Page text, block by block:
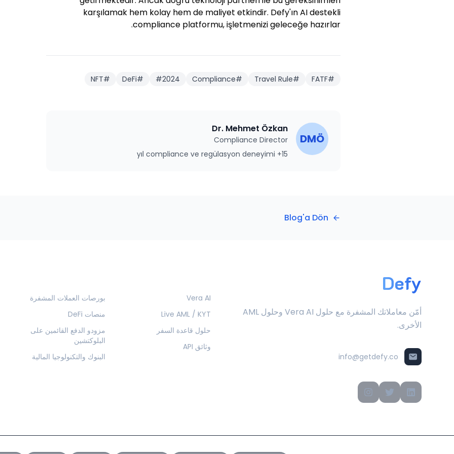
karşılamak hem kolay hem de maliyet etkindir. Defy'ın AI destekli
compliance platformu, işletmenizi geleceğe hazırlar.
#
FATF
#
Travel Rule
#
Compliance
#2024
#
DeFi
#
NFT
DMÖ
Dr. Mehmet Özkan
Compliance Director
15+ yıl compliance ve regülasyon deneyimi
Blog'a Dön
Defy
أمّن معاملاتك المشفرة مع حلول Vera AI وحلول AML
الأخرى.
info@getdefy.co
Vera AI
Live AML / KYT
حلول قاعدة السفر
وثائق API
بورصات العملات المشفرة
منصات DeFi
مزودو الدفع القائمين على
البلوكتشين
البنوك والتكنولوجيا المالية